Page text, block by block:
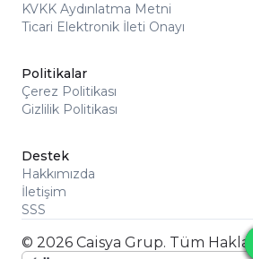
KVKK Aydınlatma Metni
Ticari Elektronik İleti Onayı
Politikalar
Çerez Politikası
Gizlilik Politikası
Destek
Hakkımızda
İletişim
SSS
© 2026 Caisya Grup. Tüm